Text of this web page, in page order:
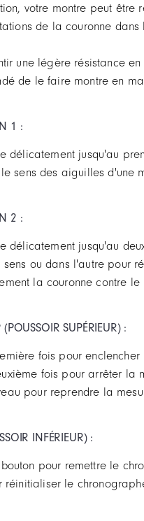
votre montre peut être
de la couronne
une légère résistance
de le faire montre en
1 :
délicatement jusqu'au
le sens des aiguilles d'une
2 :
délicatement jusqu'au
sens ou dans l'autre pour
la couronne contre
SUPÉRIEUR) :
fois pour
fois pour arrêter la
pour reprendre la
INFÉRIEUR) :
pour remettre le
réinitialiser le